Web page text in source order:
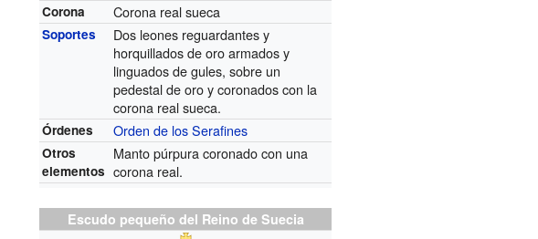
Corona Corona real sueca
Soportes
Dos leones reguardantes y
horquillados de oro armados y
linguados de gules, sobre un
pedestal de oro y coronados con la
corona real sueca.
Órdenes Orden de los Serafines
Otros
elementos
Manto púrpura coronado con una
corona real.
Escudo pequeño del Reino de Suecia